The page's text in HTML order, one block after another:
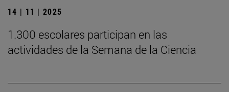
14 | 11 | 2025
1.300 escolares participan en las
actividades de la Semana de la Ciencia